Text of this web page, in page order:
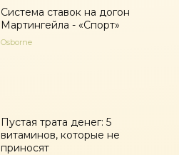
Система ставок на догон
Мартингейла - «Спорт»
Osborne
Пустая трата денег: 5
витаминов, которые не
приносят